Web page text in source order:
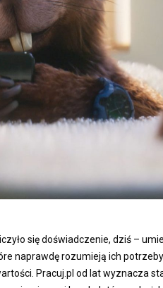
się doświadczenie, dziś –
naprawdę rozumieją ich
Pracuj.pl od lat wyznacza